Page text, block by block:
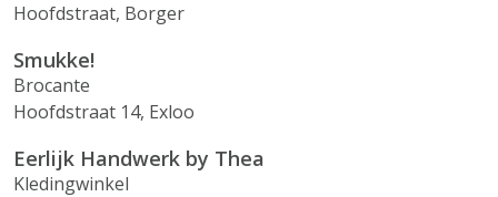
Hoofdstraat, Borger
Smukke!
Brocante
Hoofdstraat 14, Exloo
Eerlijk Handwerk by Thea
Kledingwinkel